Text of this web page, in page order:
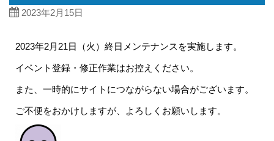
2023年2月15日
2023年2月21日（火）終日メンテナンスを実施します。
イベント登録・修正作業はお控えください。
また、一時的にサイトにつながらない場合がございます。
ご不便をおかけしますが、よろしくお願いします。